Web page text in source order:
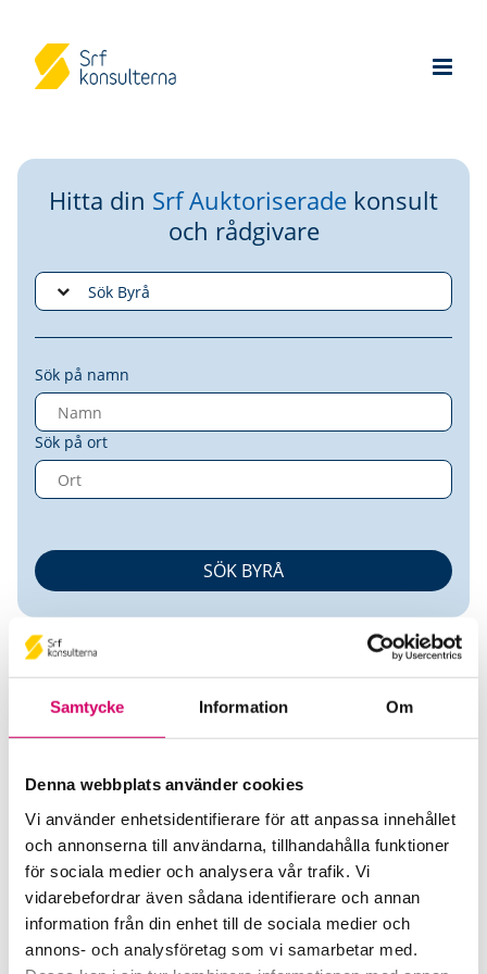
Samtycke Information Om
Denna webbplats använder cookies
Vi använder enhetsidentifierare för att anpassa innehållet
och annonserna till användarna, tillhandahålla funktioner
för sociala medier och analysera vår trafik. Vi
vidarebefordrar även sådana identifierare och annan
information från din enhet till de sociala medier och
annons- och analysföretag som vi samarbetar med.
Hitta din Srf Auktoriserade konsult
och rådgivare
Sök på namn
Sök på ort
BQ Bemanning AB
Srf Auktoriserade konsulter
Hadil Qatanani
Auktoriserad Redovisningskonsult
Stockholm